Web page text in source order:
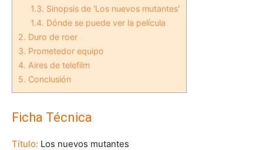
1.3. Sinopsis de 'Los nuevos mutantes'
1.4. Dónde se puede ver la película
2. Duro de roer
3. Prometedor equipo
4. Aires de telefilm
5. Conclusión
Ficha Técnica
Título: Los nuevos mutantes